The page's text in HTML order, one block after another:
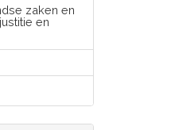
zaken en
en